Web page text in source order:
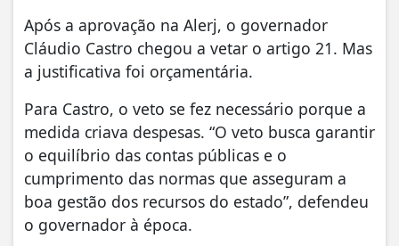
Após a aprovação na Alerj, o governador
Cláudio Castro chegou a vetar o artigo 21. Mas
a justificativa foi orçamentária.
Para Castro, o veto se fez necessário porque a
medida criava despesas. “O veto busca garantir
o equilíbrio das contas públicas e o
cumprimento das normas que asseguram a
boa gestão dos recursos do estado”, defendeu
o governador à época.